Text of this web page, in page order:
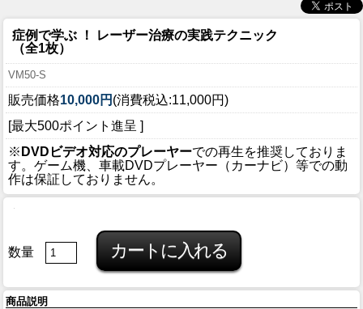
症例で学ぶ ！ レーザー治療の実践テクニック
（全1枚）
VM50-S
販売価格10,000円 (消費税込:11,000円)
[最大500ポイント進呈 ]
※ DVDビデオ対応のプレーヤーでの再生を推奨しておりま
す。ゲーム機、車載DVDプレーヤー（カーナビ）等での動
作は保証しておりません。
数量
商品説明